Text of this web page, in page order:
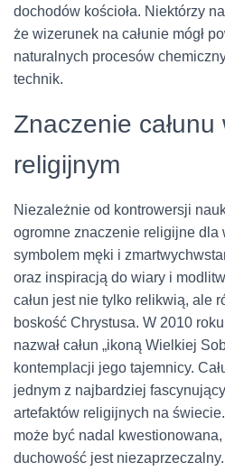
dochodów kościoła. Niektórzy
że wizerunek na całunie mógł
naturalnych procesów
technik.
Znaczenie
religijnym
Niezależnie od kontrowersji
ogromne znaczenie religijne dla
symbolem męki i
oraz inspiracją do wiary i
całun jest nie tylko relikwią, ale
boskość Chrystusa. W 2010
nazwał całun „ikoną Wielkiej
kontemplacji jego tajemnicy.
jednym z najbardziej
artefaktów religijnych na
może być nadal
duchowość jest